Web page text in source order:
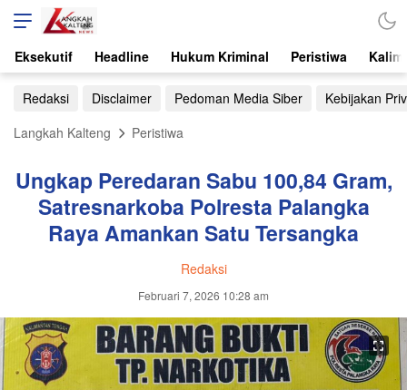
Eksekutif Headline Hukum Kriminal Peristiwa
Redaksi Disclaimer Pedoman Media Siber
Kebijakan
Langkah Kalteng
Peristiwa
Ungkap Peredaran Sabu 100,84 Gram,
Satresnarkoba Polresta Palangka
Raya Amankan Satu Tersangka
Redaksi
Februari 7, 2026 10:28 am